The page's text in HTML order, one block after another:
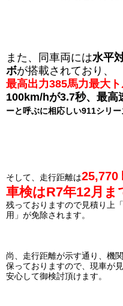
また、同車両には水平
ボが搭載されており、
最高出力385馬力最大
100km/hが3.7秒、最高
ーと呼ぶに相応しい911シリー
そして、走行距離は25,770
車検はR7年12月ま
残っておりますので見積り上
用」が免除されます。
尚、走行距離が示す通り、機
保っておりますので、現車が
安心して御検討頂けます。